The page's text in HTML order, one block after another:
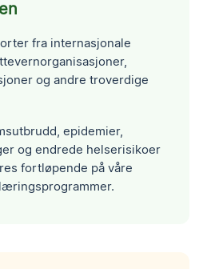
fra internasjonale
og andre troverdige
epidemier,
og endrede helserisikoer
fortløpende på våre